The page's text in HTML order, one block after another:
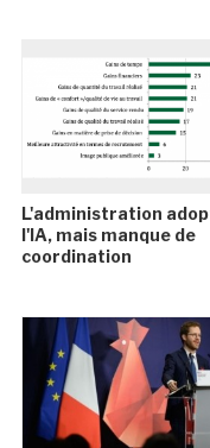
L'administration
l'IA, mais manque de
coordination